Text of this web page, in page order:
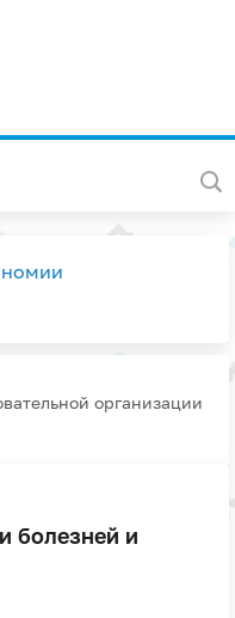
организации
болезней и